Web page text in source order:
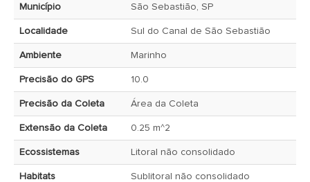
Município São Sebastião, SP
Localidade Sul do Canal de São Sebastião
Ambiente Marinho
Precisão do GPS 10.0
Precisão da Coleta Área da Coleta
Extensão da Coleta 0.25 m^2
Ecossistemas Litoral não consolidado
Habitats
Sublitoral não consolidado